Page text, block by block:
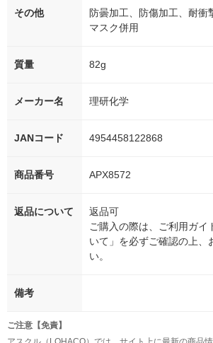
その他
防曇加工、防傷加工、耐衝
マスク併用
質量 82g
メーカー名 理研化学
JANコード 4954458122868
商品番号 APX8572
返品について
返品可
ご購入の際は、ご利用ガイ
いて」を必ずご確認の上、
い。
備考
ご注意【免責】